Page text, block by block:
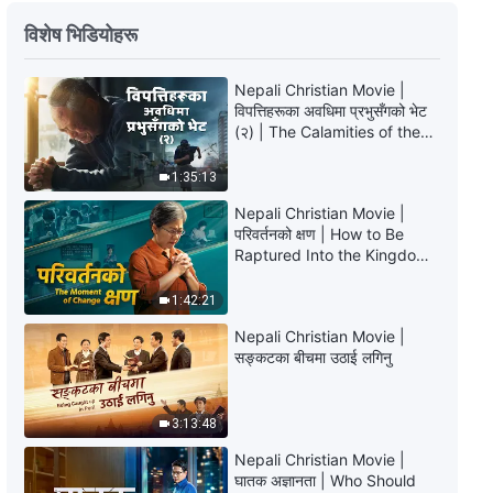
10:11
14:58
परमेश्‍वरका दैनिक वचनहरू: कार्यका तीन
चरणहरू | अंश १०
13:59
परमेश्‍वरका दैनिक वचनहरू: कार्यका तीन
चरणहरू | अंश ११
6:59
चरणहरू | अंश १२
विशेष भिडियोहरू
1:35:13
Nepali Christian Movie |
विपत्तिहरूका अवधिमा प्रभुसँगको भेट
(२) | The Calamities of the
1:42:21
Nepali Christian Movie |
परिवर्तनको क्षण | How to Be
Raptured Into the Kingdom
3:13:48
Nepali Christian Movie |
सङ्कटका बीचमा उठाई लगिनु
Nepali Christian Movie |
घातक अज्ञानता | Who Should